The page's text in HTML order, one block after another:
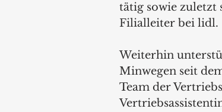
tätig sowie zuletzt
Filialleiter bei lidl.
Weiterhin
Minwegen seit
Team der